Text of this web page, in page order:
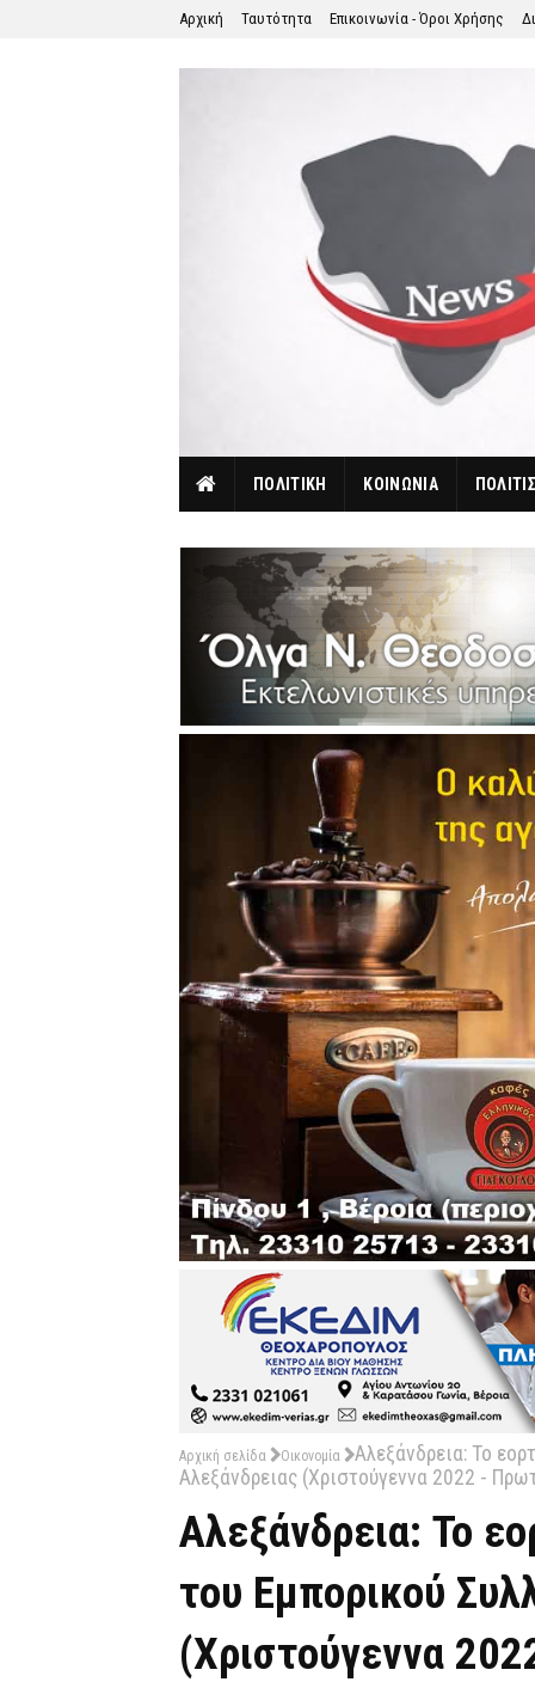
Αρχική Ταυτότητα Επικοινωνία - Όροι Χρήσης
ΠΟΛΙΤΙΚΗ ΚΟΙΝΩΝΙΑ
Αρχική σελίδα Οικονομία
Αλεξάνδρεια: Το
Αλεξάνδρειας (Χριστούγεννα 2022 -
Αλεξάνδρεια: Το
του Εμπορικού
(Χριστούγεννα